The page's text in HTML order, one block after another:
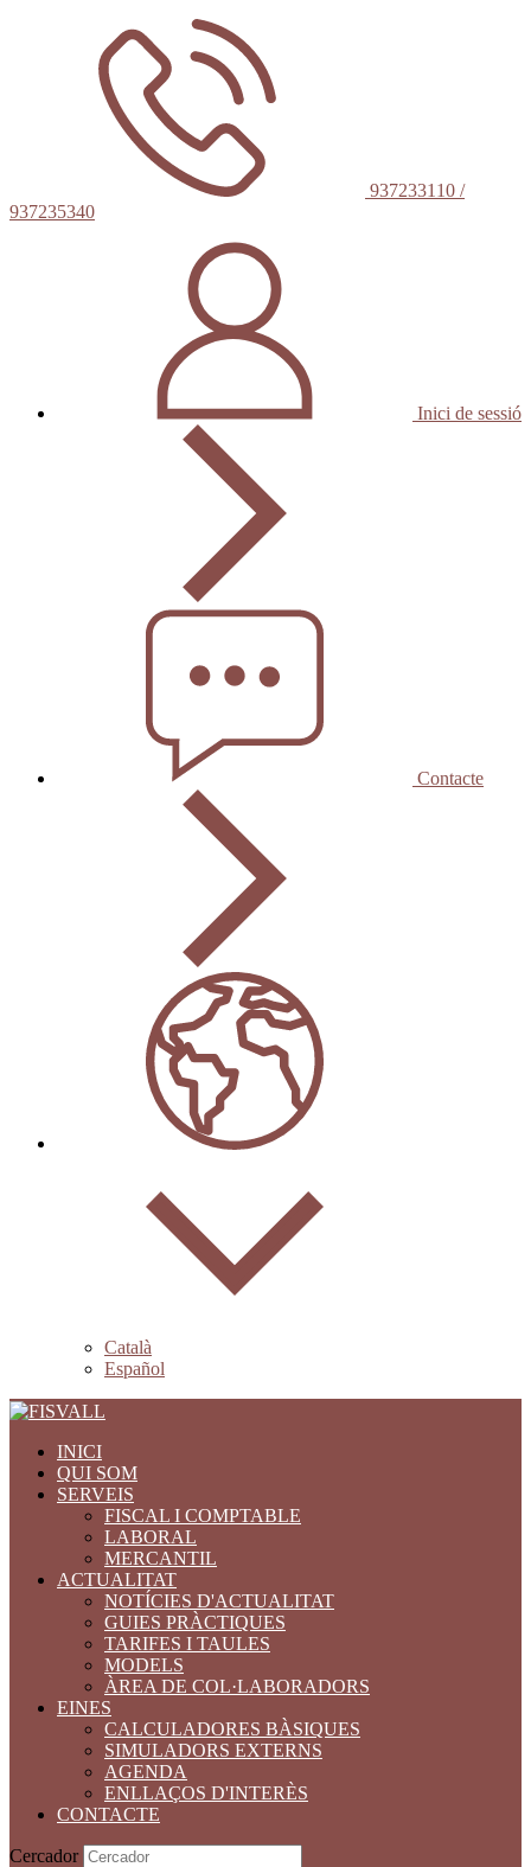
937233110 /
937235340
Inici de sessió
Contacte
Català
Español
INICI
QUI SOM
SERVEIS
FISCAL I COMPTABLE
LABORAL
MERCANTIL
ACTUALITAT
NOTÍCIES D'ACTUALITAT
GUIES PRÀCTIQUES
TARIFES I TAULES
MODELS
ÀREA DE COL·LABORADORS
EINES
CALCULADORES BÀSIQUES
SIMULADORS EXTERNS
AGENDA
ENLLAÇOS D'INTERÈS
CONTACTE
Cercador